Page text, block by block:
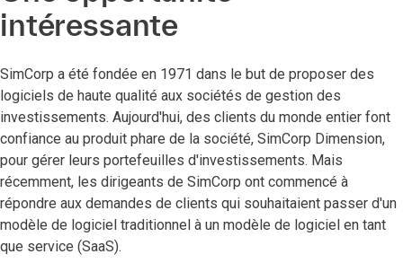
intéressante
SimCorp a été fondée en 1971 dans le but de proposer des
logiciels de haute qualité aux sociétés de gestion des
investissements. Aujourd'hui, des clients du monde entier font
confiance au produit phare de la société, SimCorp Dimension,
pour gérer leurs portefeuilles d'investissements. Mais
récemment, les dirigeants de SimCorp ont commencé à
répondre aux demandes de clients qui souhaitaient passer d'un
modèle de logiciel traditionnel à un modèle de logiciel en tant
que service (SaaS).